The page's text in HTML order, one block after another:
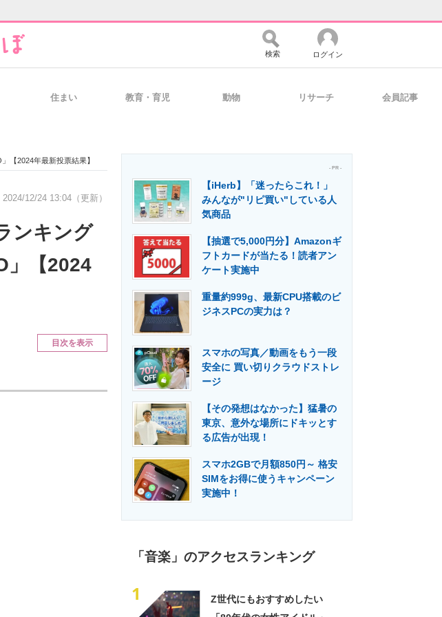
経営リーダーのコミュニティ マーケ×ITの今がよく分かる
製造業のIT導入・活用を支援
エネルギーの専門メディア 建設×テクノロジーの最前線
検索 ログイン
住まい 教育・育児 動物 リサーチ 会員記事
【2024年最新投票結果】
2024/12/24 13:04（更新）
ンキング
」【2024
目次を表示
- PR -
【iHerb】「迷ったらこれ！」
みんなが"リピ買い"している人
気商品
【抽選で5,000円分】Amazonギ
フトカードが当たる！読者アン
ケート実施中
重量約999g、最新CPU搭載のビ
ジネスPCの実力は？
スマホの写真／動画をもう一段
安全に 買い切りクラウドストレ
ージ
【その発想はなかった】猛暑の
東京、意外な場所にドキッとす
る広告が出現！
スマホ2GBで月額850円～ 格安
SIMをお得に使うキャンペーン
実施中！
「音楽」のアクセスランキング
1
Z世代にもおすすめしたい